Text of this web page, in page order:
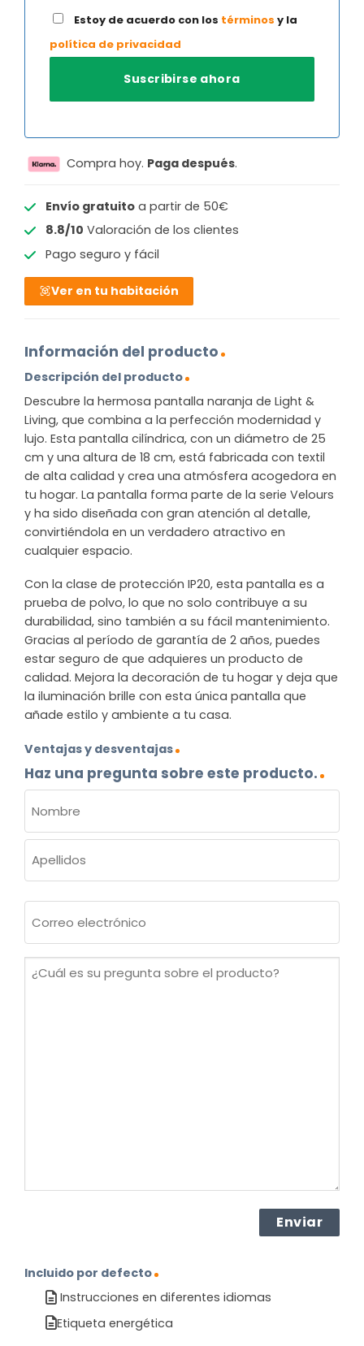
Estoy de acuerdo con los términos y la
política de privacidad
Compra hoy. Paga después.
Envío gratuitoa partir de 50€
8.8/10 Valoración de los clientes
Pago seguro y fácil
Ver en tu habitación
Información del producto
Descripción del producto
Descubre la hermosa pantalla naranja de Light &
Living, que combina a la perfección modernidad y
lujo. Esta pantalla cilíndrica, con un diámetro de 25
cm y una altura de 18 cm, está fabricada con textil
de alta calidad y crea una atmósfera acogedora en
tu hogar. La pantalla forma parte de la serie Velours
y ha sido diseñada con gran atención al detalle,
convirtiéndola en un verdadero atractivo en
cualquier espacio.
Con la clase de protección IP20, esta pantalla es a
prueba de polvo, lo que no solo contribuye a su
durabilidad, sino también a su fácil mantenimiento.
Gracias al período de garantía de 2 años, puedes
estar seguro de que adquieres un producto de
calidad. Mejora la decoración de tu hogar y deja que
la iluminación brille con esta única pantalla que
añade estilo y ambiente a tu casa.
Ventajas y desventajas
Haz una pregunta sobre este producto.
(OBLIGATORIO)
Nombre
electrónico
¿Cuál
Incluido por defecto
Instrucciones en diferentes idiomas
Etiqueta energética